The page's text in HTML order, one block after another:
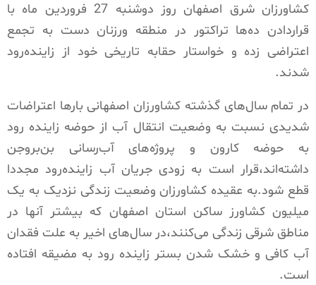
کشاورزان شرق اصفهان روز دوشنبه 27 فروردین ماه با
قراردادن ده‌ها تراکتور در منطقه ورزنان دست به تجمع
اعتراضی زده و خواستار حقابه تاریخی خود از زاینده‌رود
شدند.
در تمام سال‌های گذشته کشاورزان اصفهانی بارها اعتراضات
شدیدی نسبت به وضعیت انتقال آب از حوضه زاینده رود
به حوضه کارون و پروژه‌های آب‌رسانی بن‌بروجن
داشته‌اند،قرار است به زودی جریان آب زاینده‌رود مجددا
قطع شود.به عقیده کشاورزان وضعیت زندگی نزدیک به یک
میلیون کشاورز ساکن استان اصفهان که بیشتر آنها در
مناطق شرقی زندگی می‌کنند،در سال‌های اخیر به علت فقدان
آب کافی و خشک شدن بستر زاینده رود به مضیقه افتاده
است.